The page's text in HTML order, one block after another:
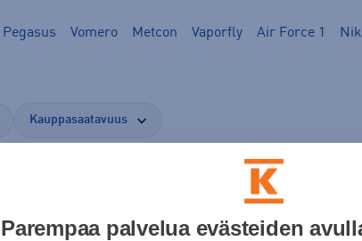
Pegasus Vomero Metcon Vaporfly Air Force 1
Kauppasaatavuus
Parempaa palvelua evästeiden